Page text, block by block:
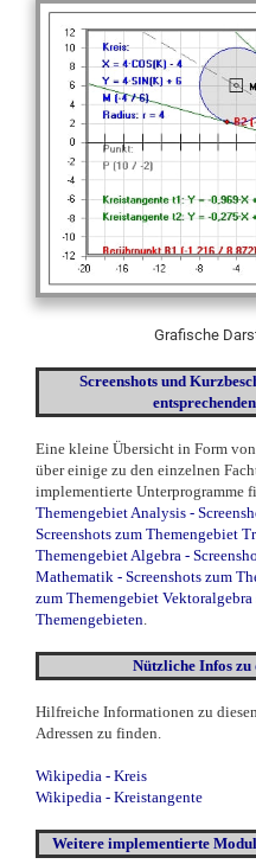
Grafische
Screenshots und
Eine kleine Übersicht in Form
über einige zu den einzelnen
implementierte Unterprogramme
Themengebiet Analysis -
Screenshots zum Themengebiet
Themengebiet Algebra -
Mathematik - Screenshots zum
zum Themengebiet Vektoralgebra
Themengebieten
Nützliche Infos zu
Hilfreiche Informationen zu
Adressen zu finden.
Wikipedia - Kreis
Wikipedia - Kreistangente
Weitere implementierte